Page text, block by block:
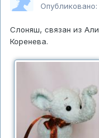
Опубликовано:
Слоняш, связан из
Коренева.